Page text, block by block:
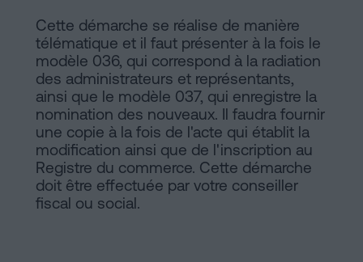
Cette démarche se réalise de manière
télématique et il faut présenter à la fois le
modèle 036, qui correspond à la radiation
des administrateurs et représentants,
ainsi que le modèle 037, qui enregistre la
nomination des nouveaux. Il faudra fournir
une copie à la fois de l'acte qui établit la
modification ainsi que de l'inscription au
Registre du commerce. Cette démarche
doit être effectuée par votre conseiller
fiscal ou social.